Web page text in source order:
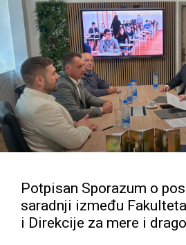
Potpisan Sporazum o
saradnji između
i Direkcije za mere i